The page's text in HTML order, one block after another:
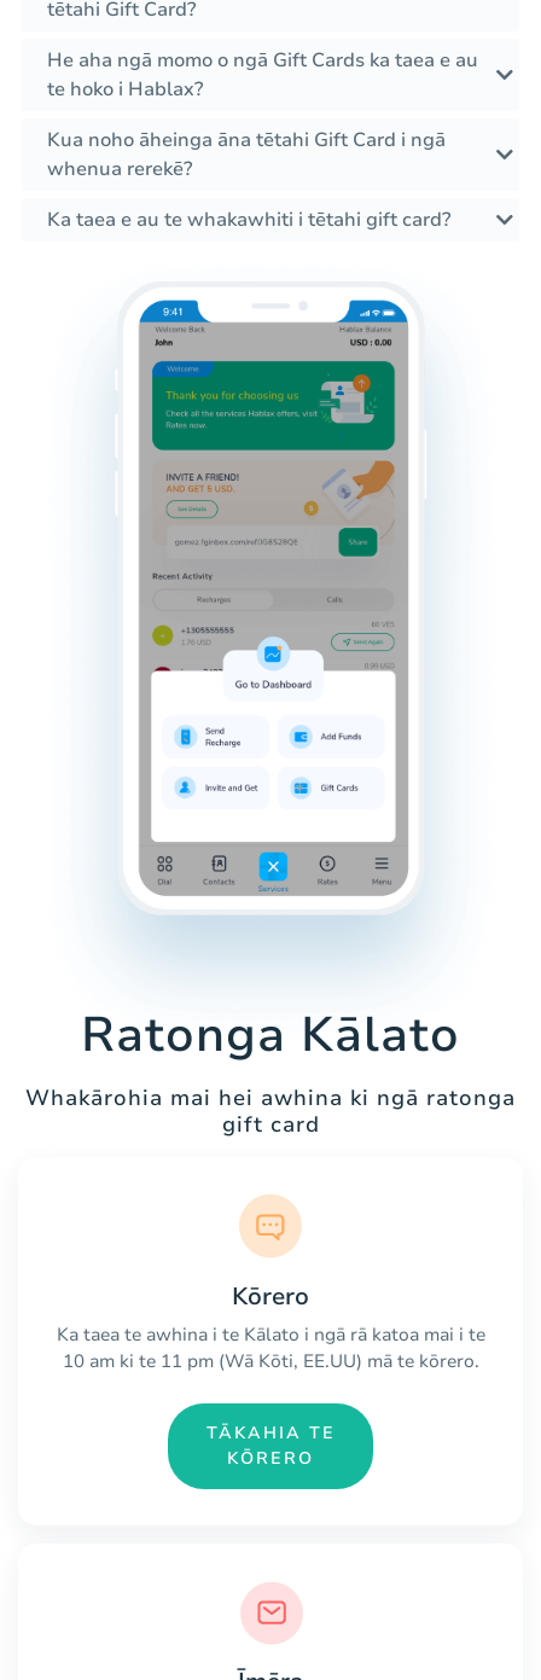
tētahi Gift Card?
He aha ngā momo o ngā Gift Cards ka taea e au
te hoko i Hablax?
Kua noho āheinga āna tētahi Gift Card i ngā
whenua rerekē?
Ka taea e au te whakawhiti i tētahi gift card?
Ratonga Kālato
Whakārohia mai hei awhina ki ngā ratonga
gift card
Kōrero
Ka taea te awhina i te Kālato i ngā rā katoa mai i te
10 am ki te 11 pm (Wā Kōti, EE.UU) mā te kōrero.
TĀKAHIA TE
KŌRERO